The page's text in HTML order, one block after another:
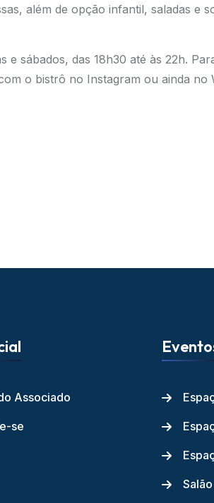
além de opção infantil, saladas e
sábados, das 18h30 até às 22h.
o bistrô no Instagram ou ainda no
Associado
se